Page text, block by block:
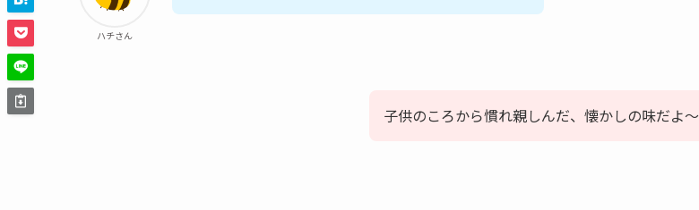
ハチさん
子供のころから慣れ親しんだ、懐かしの味だよ～